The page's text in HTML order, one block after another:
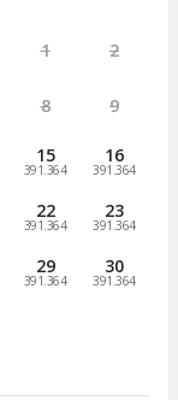
1 2
8 9
15
391.364
16
391.364
22
391.364
23
391.364
29
391.364
30
391.364